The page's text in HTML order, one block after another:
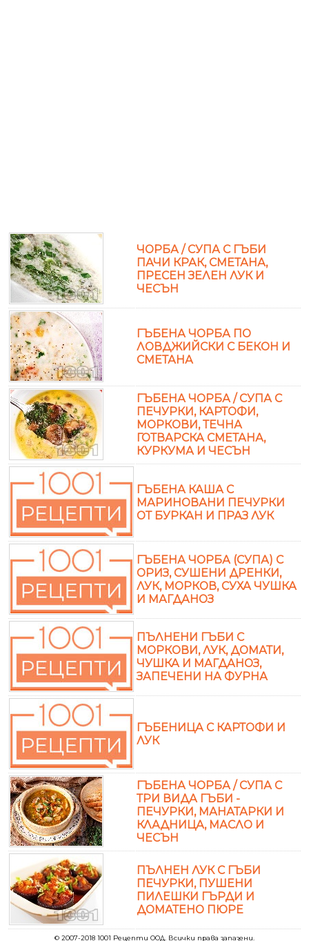
ЧОРБА / СУПА С ГЪБИ
ПАЧИ КРАК, СМЕТАНА,
ПРЕСЕН ЗЕЛЕН ЛУК И
ЧЕСЪН
ГЪБЕНА ЧОРБА ПО
ЛОВДЖИЙСКИ С БЕКОН И
СМЕТАНА
ГЪБЕНА ЧОРБА / СУПА С
ПЕЧУРКИ, КАРТОФИ,
МОРКОВИ, ТЕЧНА
ГОТВАРСКА СМЕТАНА,
КУРКУМА И ЧЕСЪН
ГЪБЕНА КАША С
МАРИНОВАНИ ПЕЧУРКИ
ОТ БУРКАН И ПРАЗ ЛУК
ГЪБЕНА ЧОРБА (СУПА) С
ОРИЗ, СУШЕНИ ДРЕНКИ,
ЛУК, МОРКОВ, СУХА ЧУШКА
И МАГДАНОЗ
ПЪЛНЕНИ ГЪБИ С
МОРКОВИ, ЛУК, ДОМАТИ,
ЧУШКА И МАГДАНОЗ,
ЗАПЕЧЕНИ НА ФУРНА
ГЪБЕНИЦА С КАРТОФИ И
ЛУК
ГЪБЕНА ЧОРБА / СУПА С
ТРИ ВИДА ГЪБИ -
ПЕЧУРКИ, МАНАТАРКИ И
КЛАДНИЦА, МАСЛО И
ЧЕСЪН
ПЪЛНЕН ЛУК С ГЪБИ
ПЕЧУРКИ, ПУШЕНИ
ПИЛЕШКИ ГЪРДИ И
ДОМАТЕНО ПЮРЕ
© 2007-2018 1001 Рецепти ООД. Всички права запазени.